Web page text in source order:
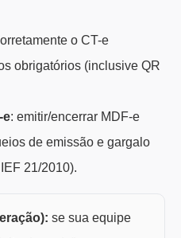
o CT-e
obrigatórios (inclusive QR
e: emitir/encerrar MDF-e
de emissão e gargalo
21/2010).
se sua equipe